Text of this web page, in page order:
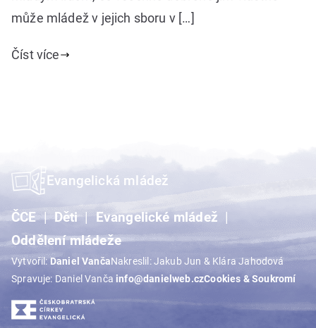
může mládež v jejich sboru v […]
Číst více
Evangelická mládež
ČCE Děti
Evangelické mládež
Oddělení mládeže
Vytvořil:Daniel VančaNakreslil: Jakub Jun & Klára Jahodová
Spravuje: Daniel Vanča info@danielweb.czCookies & Soukromí